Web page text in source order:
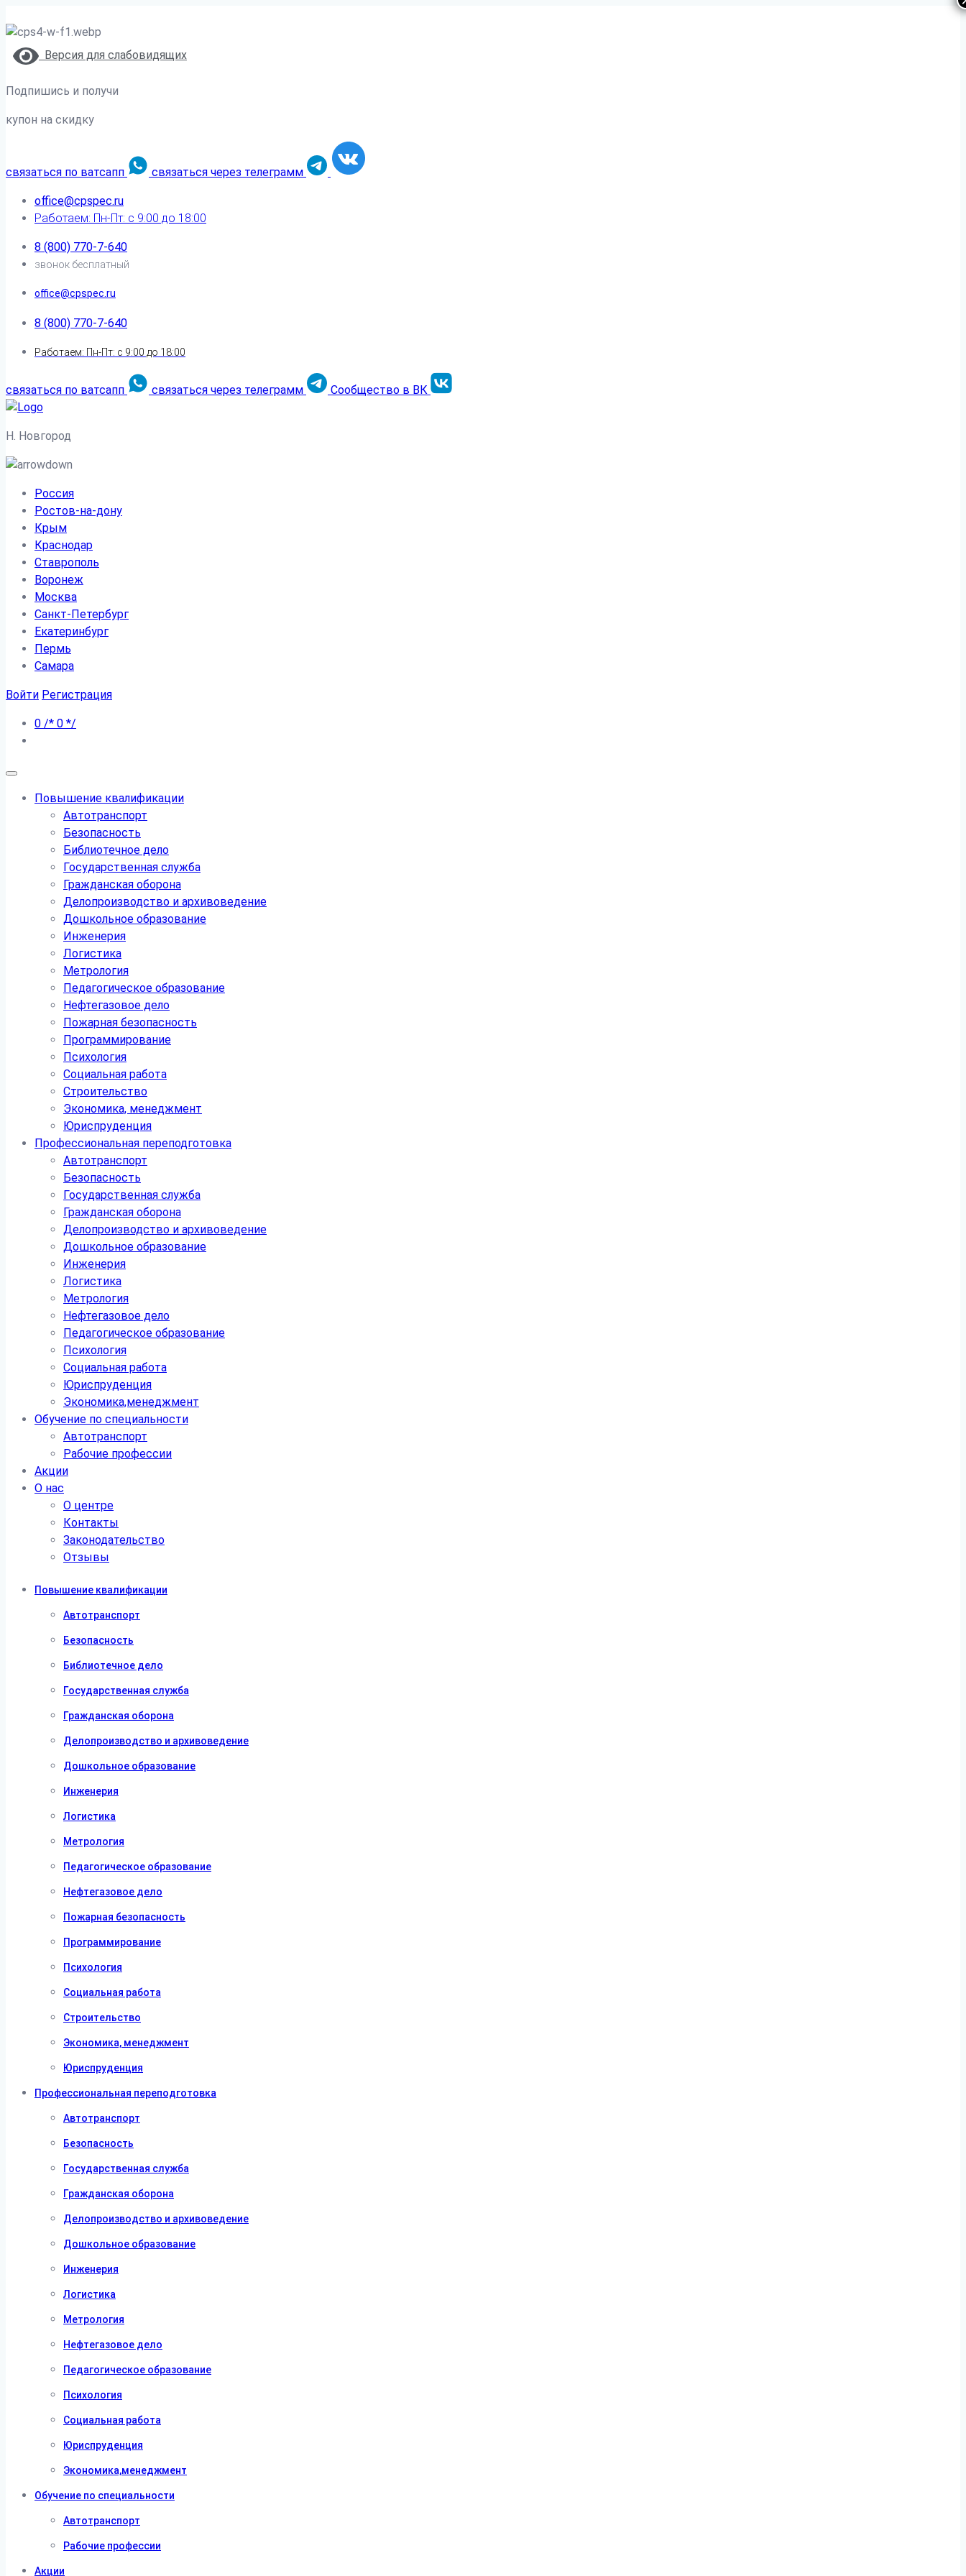
Версия для слабовидящих
Подпишись и получи
купон на скидку
связаться по ватсапп связаться через телеграмм
office@cpspec.ru
Работаем: Пн-Пт: с 9:00 до 18:00
8 (800) 770-7-640
звонок бесплатный
office@cpspec.ru
8 (800) 770-7-640
Работаем: Пн-Пт: с 9:00 до 18:00
связаться по ватсапп связаться через телеграмм Сообщество в ВК
Н. Новгород
Россия
Ростов-на-дону
Крым
Краснодар
Ставрополь
Воронеж
Москва
Санкт-Петербург
Екатеринбург
Пермь
Самара
Войти Регистрация
0 /* 0 */
Повышение квалификации
Автотранспорт
Безопасность
Библиотечное дело
Государственная служба
Гражданская оборона
Делопроизводство и архивоведение
Дошкольное образование
Инженерия
Логистика
Метрология
Педагогическое образование
Нефтегазовое дело
Пожарная безопасность
Программирование
Психология
Социальная работа
Строительство
Экономика, менеджмент
Юриспруденция
Профессиональная переподготовка
Автотранспорт
Безопасность
Государственная служба
Гражданская оборона
Делопроизводство и архивоведение
Дошкольное образование
Инженерия
Логистика
Метрология
Нефтегазовое дело
Педагогическое образование
Психология
Социальная работа
Юриспруденция
Экономика,менеджмент
Обучение по специальности
Автотранспорт
Рабочие профессии
Акции
О нас
О центре
Контакты
Законодательство
Отзывы
Повышение квалификации
Автотранспорт
Безопасность
Библиотечное дело
Государственная служба
Гражданская оборона
Делопроизводство и архивоведение
Дошкольное образование
Инженерия
Логистика
Метрология
Педагогическое образование
Нефтегазовое дело
Пожарная безопасность
Программирование
Психология
Социальная работа
Строительство
Экономика, менеджмент
Юриспруденция
Профессиональная переподготовка
Автотранспорт
Безопасность
Государственная служба
Гражданская оборона
Делопроизводство и архивоведение
Дошкольное образование
Инженерия
Логистика
Метрология
Нефтегазовое дело
Педагогическое образование
Психология
Социальная работа
Юриспруденция
Экономика,менеджмент
Обучение по специальности
Автотранспорт
Рабочие профессии
Акции